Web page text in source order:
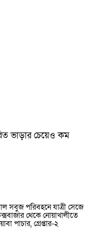
ভাড়ার চেয়েও কম
সবুজ পরিবহনে যাত্রী সেজে
থেকে নোয়াখালীতে
পাচার, গ্রেপ্তার-২